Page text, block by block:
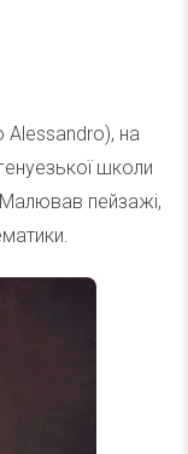
Alessandro), на
школи
пейзажі,